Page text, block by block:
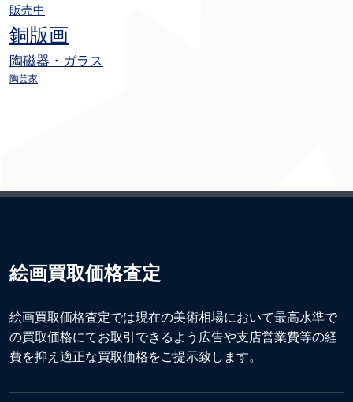
販売中
銅版画
陶磁器・ガラス
陶芸家
絵画買取価格査定
絵画買取価格査定では現在の美術相場において最高水準で
の買取価格にてお取引できるよう広告や支店営業費等の経
費を抑え適正な買取価格をご提示致します。